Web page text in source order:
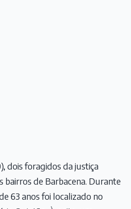
dois foragidos da justiça
bairros de Barbacena. Durante
63 anos foi localizado no